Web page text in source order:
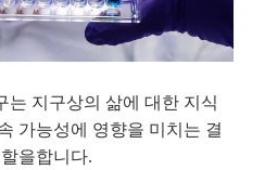
는 지구상의 삶에 대한 지식
가능성에 영향을 미치는 결
을합니다.